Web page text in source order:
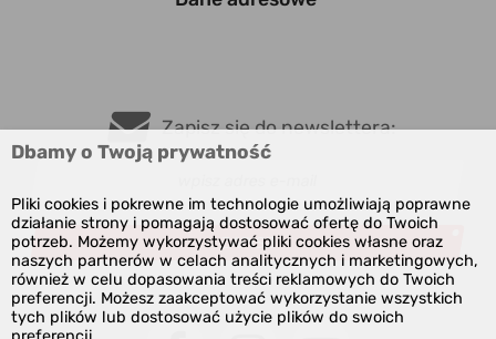
Zapisz się do newslettera:
ZAPISZ
Dbamy o Twoją prywatność
Pliki cookies i pokrewne im technologie umożliwiają poprawne
działanie strony i pomagają dostosować ofertę do Twoich
potrzeb. Możemy wykorzystywać pliki cookies własne oraz
naszych partnerów w celach analitycznych i marketingowych,
również w celu dopasowania treści reklamowych do Twoich
preferencji. Możesz zaakceptować wykorzystanie wszystkich
tych plików lub dostosować użycie plików do swoich